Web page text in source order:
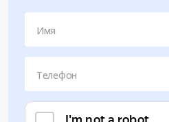
Имя
Телефон